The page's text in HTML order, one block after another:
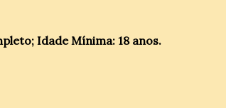
Idade Mínima: 18 anos.